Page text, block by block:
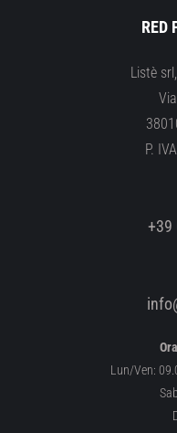
RED
Listè
P.
+39
Lun/Ven: